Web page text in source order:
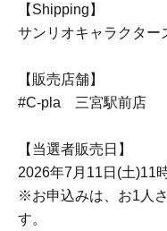
【Shipping】
サンリオキャラクタ
【販売店舗】
#C-pla 三宮駅前店
【当選者販売日】
2026年7月11日(土)11
※お申込みは、お1人
す。